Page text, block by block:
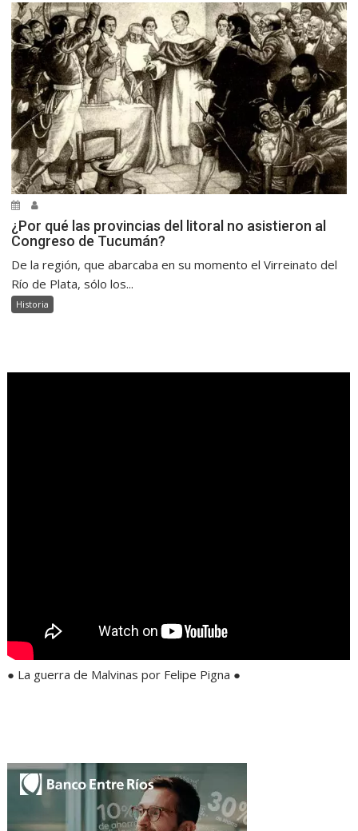
¿Por qué las provincias del litoral no asistieron al
Congreso de Tucumán?
De la región, que abarcaba en su momento el Virreinato del
Río de Plata, sólo los...
Historia
● La guerra de Malvinas por Felipe Pigna ●